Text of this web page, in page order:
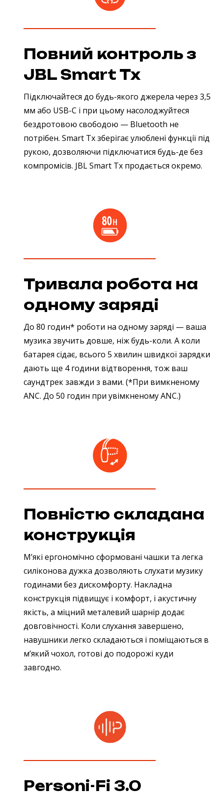
Повний контроль з
JBL Smart Tx
Підключайтеся до будь-якого джерела через 3,5
мм або USB-C і при цьому насолоджуйтеся
бездротовою свободою — Bluetooth не
потрібен. Smart Tx зберігає улюблені функції під
рукою, дозволяючи підключатися будь-де без
компромісів. JBL Smart Tx продається окремо.
Тривала робота на
одному заряді
До 80 годин* роботи на одному заряді — ваша
музика звучить довше, ніж будь-коли. А коли
батарея сідає, всього 5 хвилин швидкої зарядки
дають ще 4 години відтворення, тож ваш
саундтрек завжди з вами. (*При вимкненому
ANC. До 50 годин при увімкненому ANC.)
Повністю складана
конструкція
М’які ергономічно сформовані чашки та легка
силіконова дужка дозволяють слухати музику
годинами без дискомфорту. Накладна
конструкція підвищує і комфорт, і акустичну
якість, а міцний металевий шарнір додає
довговічності. Коли слухання завершено,
навушники легко складаються і поміщаються в
м’який чохол, готові до подорожі куди
завгодно.
Personi-Fi 3.0